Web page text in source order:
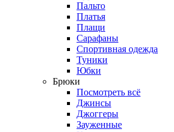
Пальто
Платья
Плащи
Сарафаны
Спортивная одежда
Туники
Юбки
Брюки
Посмотреть всё
Джинсы
Джоггеры
Зауженные